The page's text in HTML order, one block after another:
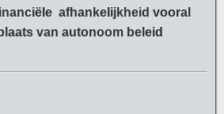
afhankelijkheid vooral
van autonoom beleid